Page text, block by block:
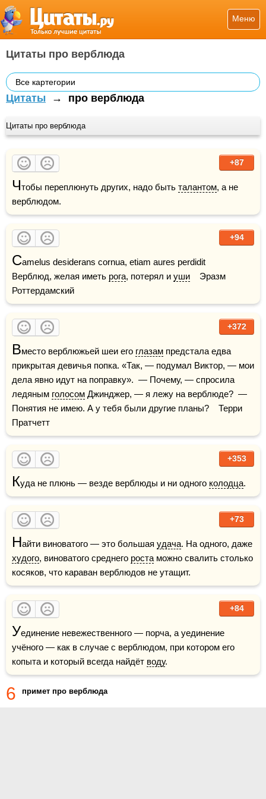
Меню
Цитаты про верблюда
Все картегории
Цитаты → про верблюда
Цитаты про верблюда
+87
Чтобы переплюнуть других, надо быть талантом, а не
верблюдом.
+94
Camelus desiderans cornua, etiam aures perdidit
Верблюд, желая иметь рога, потерял и уши
    Эразм
Роттердамский
+372
Вместо верблюжьей шеи его глазам предстала едва
прикрытая девичья попка. «Так, — подумал Виктор, — мои
дела явно идут на поправку».  — Почему, — спросила
ледяным голосом Джинджер, — я лежу на верблюде?  —
Понятия не имею. А у тебя были другие планы?    Терри
Пратчетт
+353
Куда не плюнь — везде верблюды и ни одного колодца.
+73
Найти виноватого — это большая удача
худого, виноватого среднего роста можно свалить столько
косяков, что караван верблюдов не утащит.
+84
Уединение невежественного — порча, а уединение
учёного — как в случае с верблюдом, при котором его
копыта и который всегда найдёт воду.
6 примет про верблюда